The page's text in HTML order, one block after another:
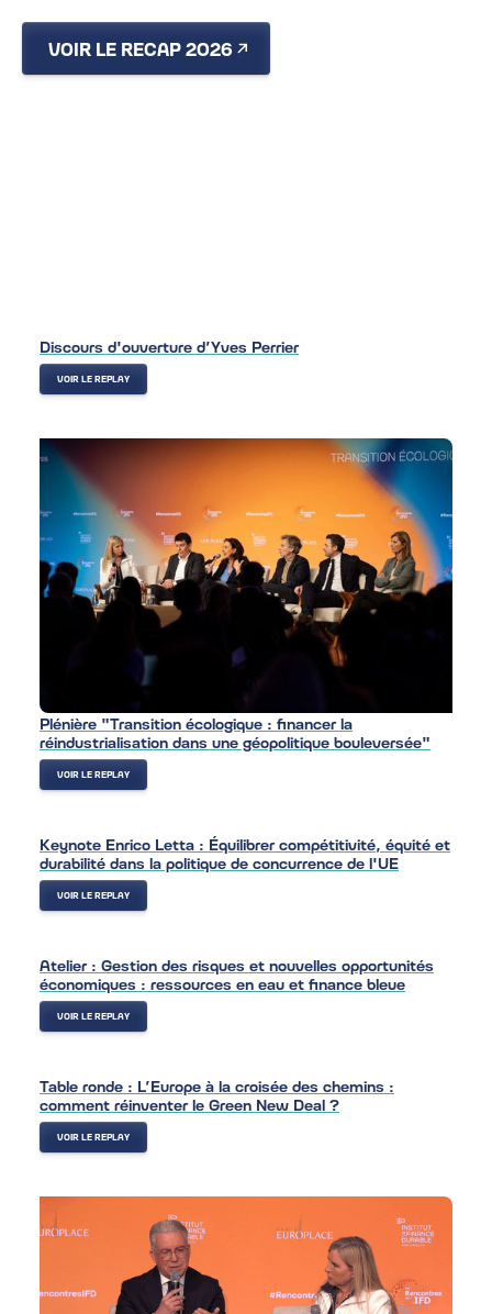
VOIR LE RECAP 2026
Discours d'ouverture d’Yves Perrier
VOIR LE REPLAY
Plénière "Transition écologique : financer la
réindustrialisation dans une géopolitique bouleversée"
VOIR LE REPLAY
Keynote Enrico Letta : Équilibrer compétitivité, équité et
durabilité dans la politique de concurrence de l'UE
VOIR LE REPLAY
Atelier : Gestion des risques et nouvelles opportunités
économiques : ressources en eau et finance bleue
VOIR LE REPLAY
Table ronde : L’Europe à la croisée des chemins :
comment réinventer le Green New Deal ?
VOIR LE REPLAY